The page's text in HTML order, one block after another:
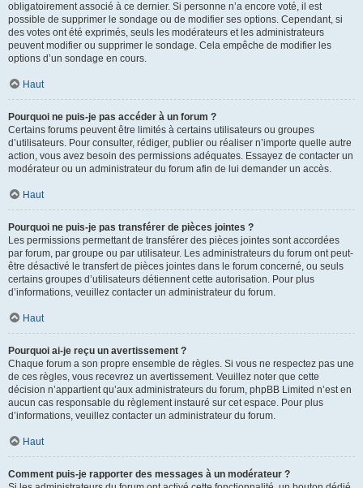
obligatoirement associé à ce dernier. Si personne n’a encore voté, il est
possible de supprimer le sondage ou de modifier ses options. Cependant, si
des votes ont été exprimés, seuls les modérateurs et les administrateurs
peuvent modifier ou supprimer le sondage. Cela empêche de modifier les
options d’un sondage en cours.
Haut
Pourquoi ne puis-je pas accéder à un forum ?
Certains forums peuvent être limités à certains utilisateurs ou groupes
d’utilisateurs. Pour consulter, rédiger, publier ou réaliser n’importe quelle autre
action, vous avez besoin des permissions adéquates. Essayez de contacter un
modérateur ou un administrateur du forum afin de lui demander un accès.
Haut
Pourquoi ne puis-je pas transférer de pièces jointes ?
Les permissions permettant de transférer des pièces jointes sont accordées
par forum, par groupe ou par utilisateur. Les administrateurs du forum ont peut-
être désactivé le transfert de pièces jointes dans le forum concerné, ou seuls
certains groupes d’utilisateurs détiennent cette autorisation. Pour plus
d’informations, veuillez contacter un administrateur du forum.
Haut
Pourquoi ai-je reçu un avertissement ?
Chaque forum a son propre ensemble de règles. Si vous ne respectez pas une
de ces règles, vous recevrez un avertissement. Veuillez noter que cette
décision n’appartient qu’aux administrateurs du forum, phpBB Limited n’est en
aucun cas responsable du règlement instauré sur cet espace. Pour plus
d’informations, veuillez contacter un administrateur du forum.
Haut
Comment puis-je rapporter des messages à un modérateur ?